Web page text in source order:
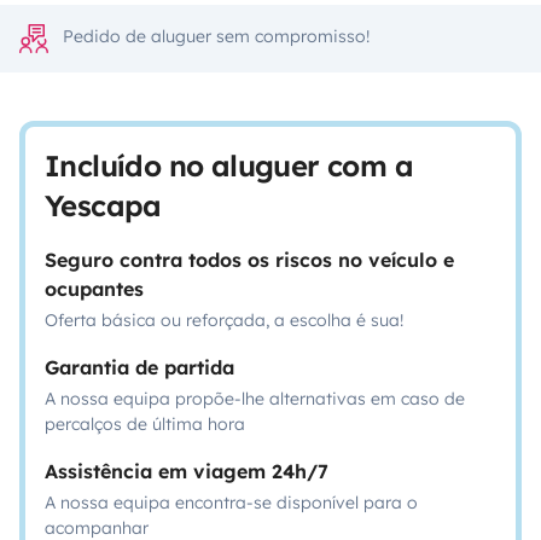
Pedido de aluguer sem compromisso!
Incluído no aluguer com a
Yescapa
Seguro contra todos os riscos no veículo e
ocupantes
Oferta básica ou reforçada, a escolha é sua!
Garantia de partida
A nossa equipa propõe-lhe alternativas em caso de
percalços de última hora
Assistência em viagem 24h/7
A nossa equipa encontra-se disponível para o
acompanhar